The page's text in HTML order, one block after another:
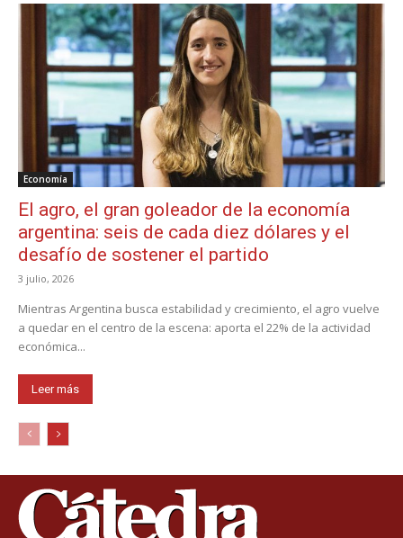
Economía
El agro, el gran goleador de la economía
argentina: seis de cada diez dólares y el
desafío de sostener el partido
3 julio, 2026
Mientras Argentina busca estabilidad y crecimiento, el agro vuelve
a quedar en el centro de la escena: aporta el 22% de la actividad
económica...
Leer más